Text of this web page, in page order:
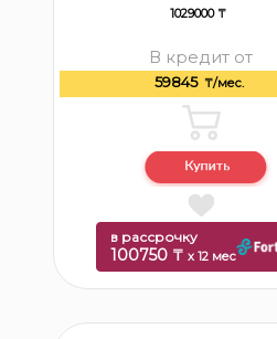
1029000 ₸
В кредит от
59845 ₸/мес.
в рассрочку
100750 ₸ x 12 мес